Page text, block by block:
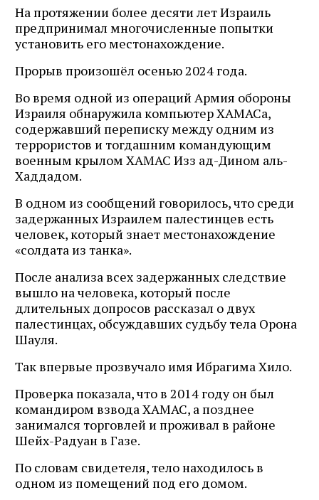
На протяжении более десяти лет Израиль
предпринимал многочисленные попытки
установить его местонахождение.
Прорыв произошёл осенью 2024 года.
Во время одной из операций Армия обороны
Израиля обнаружила компьютер ХАМАСа,
содержавший переписку между одним из
террористов и тогдашним командующим
военным крылом ХАМАС Изз ад-Дином аль-
Хаддадом.
В одном из сообщений говорилось, что среди
задержанных Израилем палестинцев есть
человек, который знает местонахождение
«солдата из танка».
После анализа всех задержанных следствие
вышло на человека, который после
длительных допросов рассказал о двух
палестинцах, обсуждавших судьбу тела Орона
Шауля.
Так впервые прозвучало имя Ибрагима Хило.
Проверка показала, что в 2014 году он был
командиром взвода ХАМАС, а позднее
занимался торговлей и проживал в районе
Шейх-Радуан в Газе.
По словам свидетеля, тело находилось в
одном из помещений под его домом.